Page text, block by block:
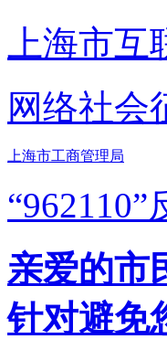
上海市互
网络社会
上海市工商管理局
“962110”
亲爱的市
针对避免